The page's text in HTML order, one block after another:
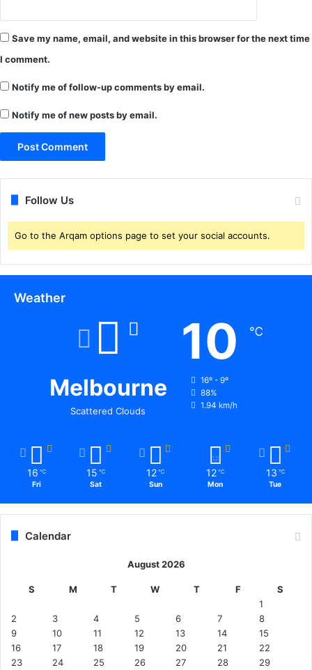
ष
णा
Save my name, email, and website in this browser for the next time
I comment.
Notify me of follow-up comments by email.
Notify me of new posts by email.
Follow Us
Go to the Arqam options page to set your social accounts.
Weather
Melbourne
Scattered Clouds
10 ℃
16º - 9º
88%
1.94 km/h
16 ℃
Fri
15 ℃
Sat
12 ℃
Sun
12 ℃
Mon
13 ℃
Tue
Calendar
August 2026
S M T W T F
S
1
2
3 4 5 6 7
8
9
10 11 12 13 14
15
16
17 18 19 20 21
22
23
24 25 26 27 28
29